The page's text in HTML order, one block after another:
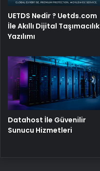
UETDS Nedir ? Uetds.com
İle Akıllı Dijital Taşımacılık
Yazılımı
Datahost İle Güvenilir
Sunucu Hizmetleri